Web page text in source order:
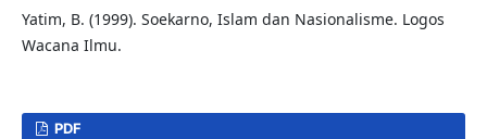
Yatim, B. (1999). Soekarno, Islam dan Nasionalisme. Logos
Wacana Ilmu.
PDF